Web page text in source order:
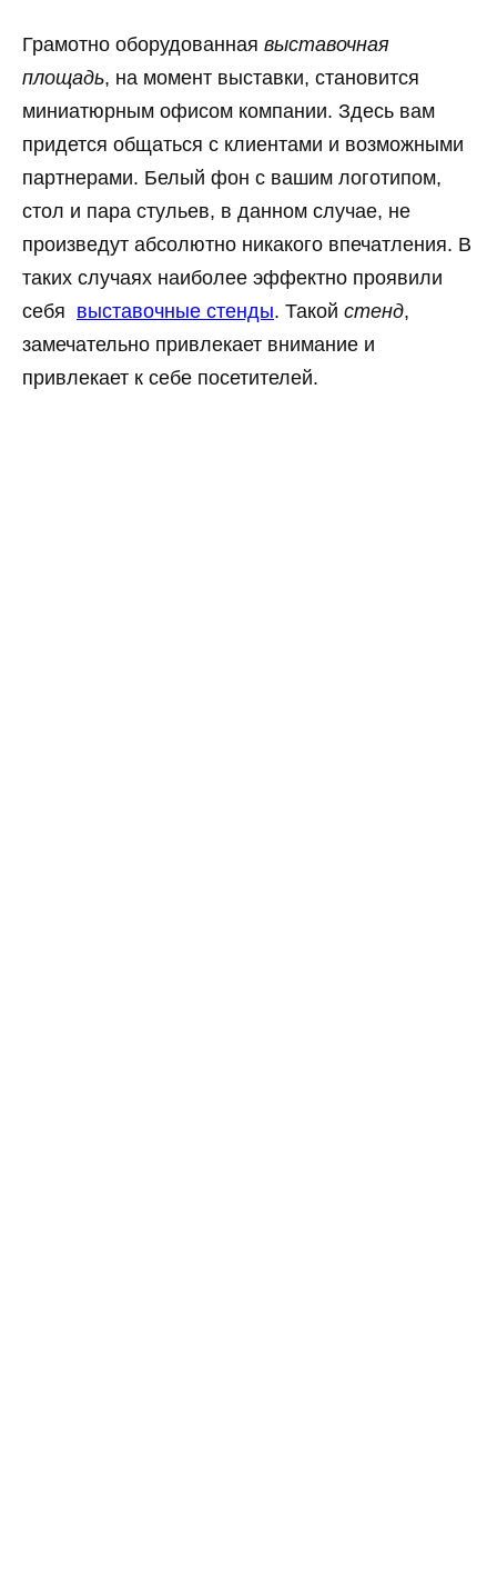
Грамотно оборудованная выставочная
площадь, на момент выставки, становится
миниатюрным офисом компании. Здесь вам
придется общаться с клиентами и возможными
партнерами. Белый фон с вашим логотипом,
стол и пара стульев, в данном случае, не
произведут абсолютно никакого впечатления. В
таких случаях наиболее эффектно проявили
себя выставочные стенды. Такой стенд,
замечательно привлекает внимание и
привлекает к себе посетителей.